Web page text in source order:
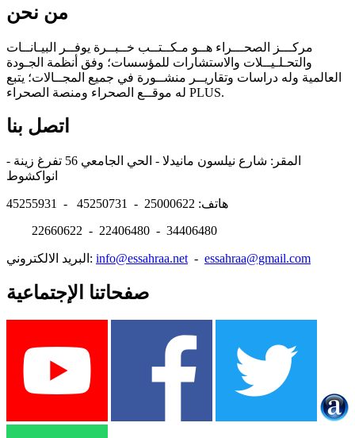
من نحن
مركـــز الصحـــراء هــو مـكــتــب خــبــرة يوفــر البيـانــات
والتحـلـيــلات والاستشارات للمؤسسات؛ وفق أنظمة الجـودة
العالمية وله دراسات وتقاريــر منشــورة في جميع المجــالات؛ يتبع
له موقــع الصحراء ومنصة الصحراء PLUS.
اتصل بنا
المقر: شارع نيلسون مانيدلا - الحي الجامعي 56 تفرغ زينة -
هاتف: 25000622 - 45250731 - 45255931
22660622 - 22406480 - 34406480
البريد الالكتروني: info@essahraa.net - essahraa@gmail.com
صفحاتنا الإجتماعية